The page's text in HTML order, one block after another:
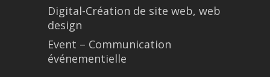
Digital-Création de site web, web
design
Event – Communication
événementielle